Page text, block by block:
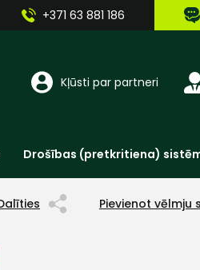
+371 63 881 186
Kļūsti par partneri
Drošības (pretkritiena)
Pievienot vēlmju